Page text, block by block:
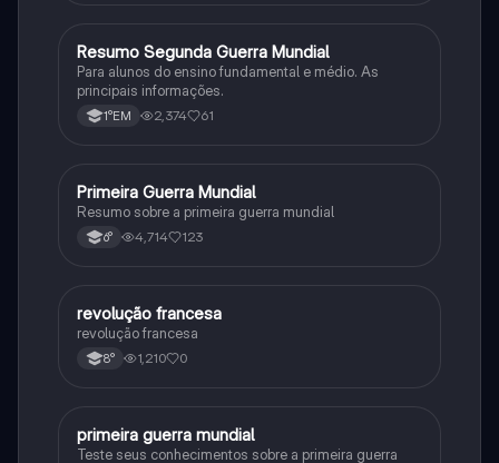
História
Resumo Segunda Guerra Mundial
Para alunos do ensino fundamental e médio. As
principais informações.
1°EM 2,374 61
História
Primeira Guerra Mundial
Resumo sobre a primeira guerra mundial
6° 4,714 123
História
revolução francesa
revolução francesa
8° 1,210 0
História
primeira guerra mundial
Teste seus conhecimentos sobre a primeira guerra